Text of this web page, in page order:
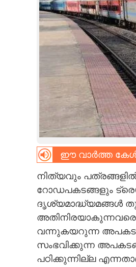
LIFESTYLE
CARTOONS
LITERATURE
CONTACT US
ഈ വാർത്ത
നിത്യവും
റോഡപകടങ്ങളും
ദൃശ്യമാദ്ധ്യമങ്ങൾ
വന്നുകയറുന്ന
സംഭവിക്കുന്ന
പഠിക്കുന്നില്ല